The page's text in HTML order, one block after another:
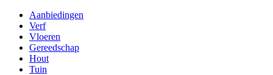
Aanbiedingen
Verf
Vloeren
Gereedschap
Hout
Tuin